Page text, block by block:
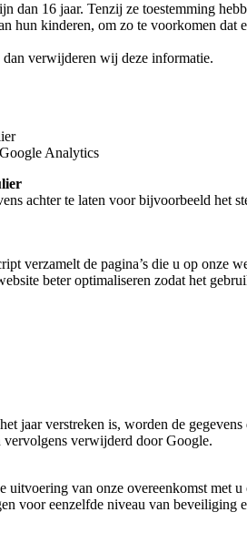
dan 16 jaar. Tenzij ze toestemming
kinderen, om zo te voorkomen dat
dan verwijderen wij deze informatie.
Analytics
achter te laten voor bijvoorbeeld het
de pagina’s die u op onze
beter optimaliseren zodat het
jaar verstreken is, worden de
vervolgens verwijderd door Google.
van onze overeenkomst met
voor eenzelfde niveau van